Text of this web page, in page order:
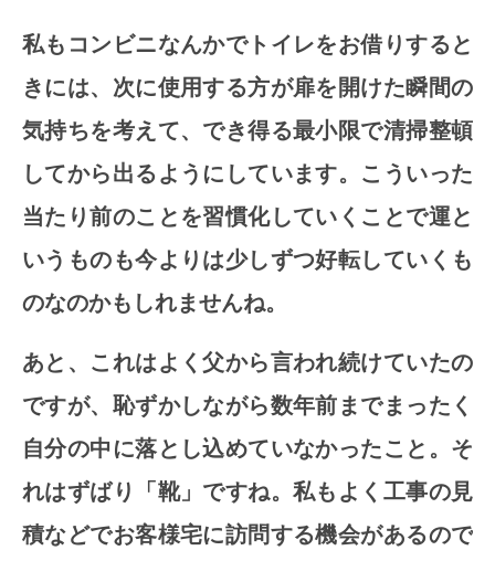
私もコンビニなんかでトイレをお借りすると
きには、次に使用する方が扉を開けた瞬間の
気持ちを考えて、でき得る最小限で清掃整頓
してから出るようにしています。こういった
当たり前のことを習慣化していくことで運と
いうものも今よりは少しずつ好転していくも
のなのかもしれませんね。
あと、これはよく父から言われ続けていたの
ですが、恥ずかしながら数年前までまったく
自分の中に落とし込めていなかったこと。そ
れはずばり「靴」ですね。私もよく工事の見
積などでお客様宅に訪問する機会があるので